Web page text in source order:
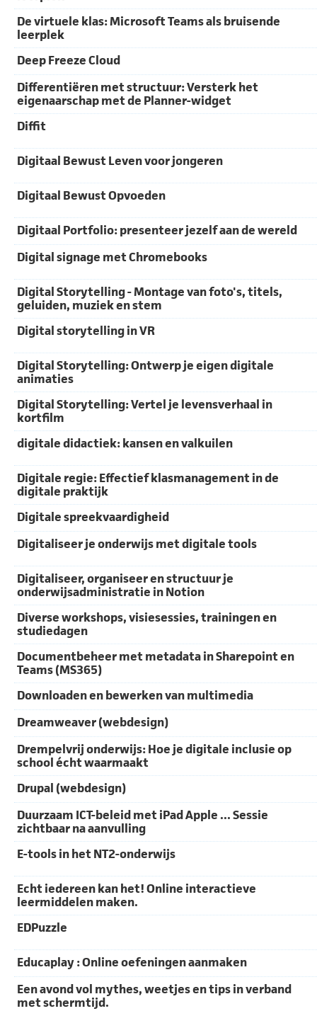
De virtuele klas: Microsoft Teams als bruisende
leerplek
Deep Freeze Cloud
Differentiëren met structuur: Versterk het
eigenaarschap met de Planner-widget
Diffit
Digitaal Bewust Leven voor jongeren
Digitaal Bewust Opvoeden
Digitaal Portfolio: presenteer jezelf aan de wereld
Digital signage met Chromebooks
Digital Storytelling - Montage van foto's, titels,
geluiden, muziek en stem
Digital storytelling in VR
Digital Storytelling: Ontwerp je eigen digitale
animaties
Digital Storytelling: Vertel je levensverhaal in
kortfilm
digitale didactiek: kansen en valkuilen
Digitale regie: Effectief klasmanagement in de
digitale praktijk
Digitale spreekvaardigheid
Digitaliseer je onderwijs met digitale tools
Digitaliseer, organiseer en structuur je
onderwijsadministratie in Notion
Diverse workshops, visiesessies, trainingen en
studiedagen
Documentbeheer met metadata in Sharepoint en
Teams (MS365)
Downloaden en bewerken van multimedia
Dreamweaver (webdesign)
Drempelvrij onderwijs: Hoe je digitale inclusie op
school écht waarmaakt
Drupal (webdesign)
Duurzaam ICT-beleid met iPad Apple ... Sessie
zichtbaar na aanvulling
E-tools in het NT2-onderwijs
Echt iedereen kan het! Online interactieve
leermiddelen maken.
EDPuzzle
Educaplay : Online oefeningen aanmaken
Een avond vol mythes, weetjes en tips in verband
met schermtijd.